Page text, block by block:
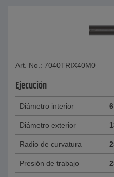
Art. No.: 7040TRIX40M0
Ejecución
Diámetro interior
Diámetro exterior
Radio de curvatura
Presión de trabajo